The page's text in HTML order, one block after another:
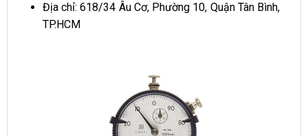
Địa chỉ: 618/34 Âu Cơ, Phường 10, Quận Tân Bình,
TP.HCM